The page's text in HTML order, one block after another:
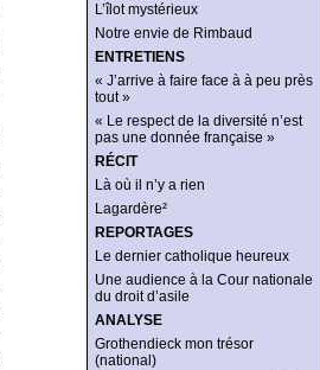
L’îlot mystérieux
Notre envie de Rimbaud
ENTRETIENS
« J’arrive à faire face à à peu près
tout »
« Le respect de la diversité n’est
pas une donnée française »
RÉCIT
Là où il n’y a rien
Lagardère²
REPORTAGES
Le dernier catholique heureux
Une audience à la Cour nationale
du droit d’asile
ANALYSE
Grothendieck mon trésor
(national)